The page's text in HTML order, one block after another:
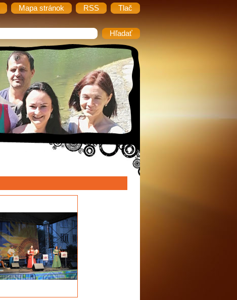
Mapa stránok RSS Tlač